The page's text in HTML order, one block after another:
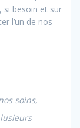
si besoin et sur
l’un de nos
soins,